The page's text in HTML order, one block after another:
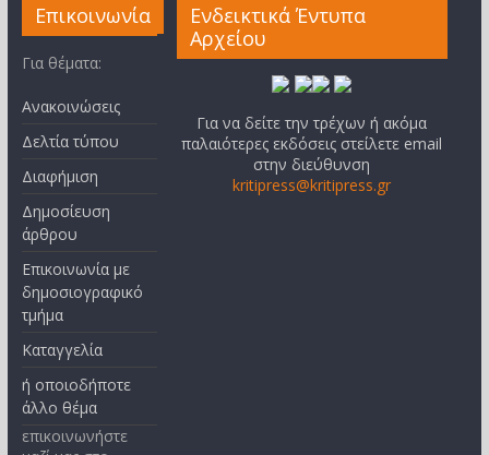
Επικοινωνία
Για θέματα:
Ανακοινώσεις
Δελτία τύπου
Διαφήμιση
Δημοσίευση
άρθρου
Επικοινωνία με
δημοσιογραφικό
τμήμα
Καταγγελία
ή οποιοδήποτε
άλλο θέμα
επικοινωνήστε
Ενδεικτικά Έντυπα
Αρχείου
Για να δείτε την τρέχων ή ακόμα
παλαιότερες εκδόσεις στείλετε email
στην διεύθυνση
kritipress@kritipress.gr